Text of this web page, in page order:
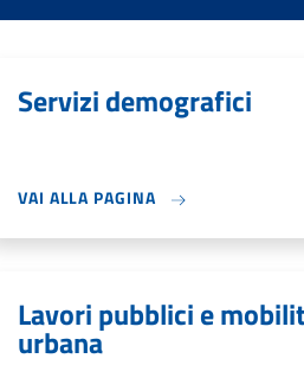
Servizi demografici
VAI ALLA PAGINA
Lavori pubblici e
urbana